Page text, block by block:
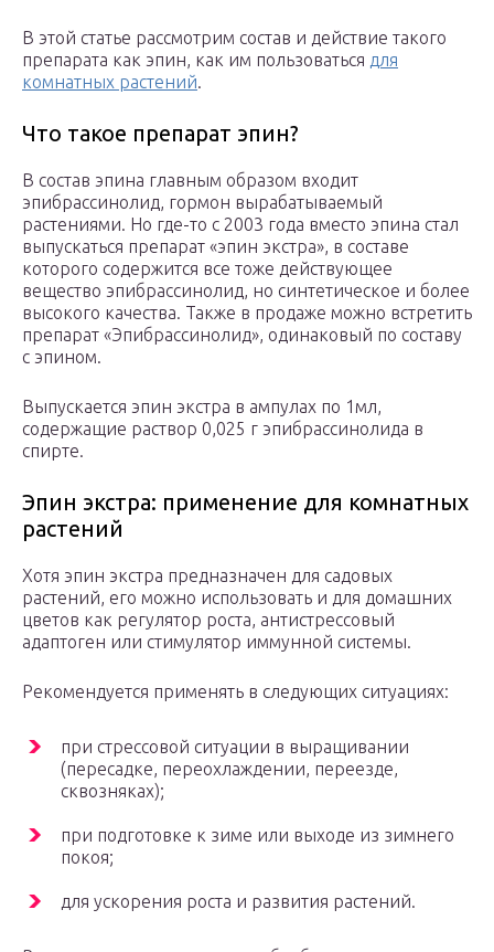
В этой статье рассмотрим состав и действие такого
препарата как эпин, как им пользоваться для
комнатных растений.
Что такое препарат эпин?
В состав эпина главным образом входит
эпибрассинолид, гормон вырабатываемый
растениями. Но где-то с 2003 года вместо эпина стал
выпускаться препарат «эпин экстра», в составе
которого содержится все тоже действующее
вещество эпибрассинолид, но синтетическое и более
высокого качества. Также в продаже можно встретить
препарат «Эпибрассинолид», одинаковый по составу
с эпином.
Выпускается эпин экстра в ампулах по 1мл,
содержащие раствор 0,025 г эпибрассинолида в
спирте.
Эпин экстра: применение для комнатных
растений
Хотя эпин экстра предназначен для садовых
растений, его можно использовать и для домашних
цветов как регулятор роста, антистрессовый
адаптоген или стимулятор иммунной системы.
Рекомендуется применять в следующих ситуациях:
при стрессовой ситуации в выращивании
(пересадке, переохлаждении, переезде,
сквозняках);
при подготовке к зиме или выходе из зимнего
покоя;
для ускорения роста и развития растений.